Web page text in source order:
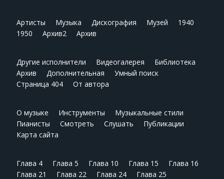
Артисты Музыка Дискография Музей
1940
1950
Архив2 Архив
Другие исполнители Видеогалерея
Библиотека
Архив
Дополнительная
Умный поиск
Страница 404
От автора
О музыке Инструменты
Музыкальные стили
Пианисты
Смотреть Слушать
Публикации
Карта сайта
Глава 4 Глава 5 Глава 10 Глава 15
Глава 16
Глава 21
Глава 22 Глава 24 Глава 25